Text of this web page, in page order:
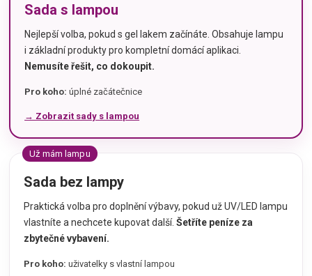
Sada s lampou
Nejlepší volba, pokud s gel lakem začínáte. Obsahuje lampu
i základní produkty pro kompletní domácí aplikaci.
Nemusíte řešit, co dokoupit.
Pro koho: úplné začátečnice
→ Zobrazit sady s lampou
Už mám lampu
Sada bez lampy
Praktická volba pro doplnění výbavy, pokud už UV/LED lampu
vlastníte a nechcete kupovat další.Šetříte peníze za
zbytečné vybavení.
Pro koho: uživatelky s vlastní lampou